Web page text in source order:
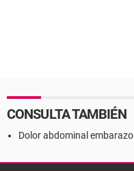
CONSULTA TAMBIÉN
Dolor abdominal embarazo